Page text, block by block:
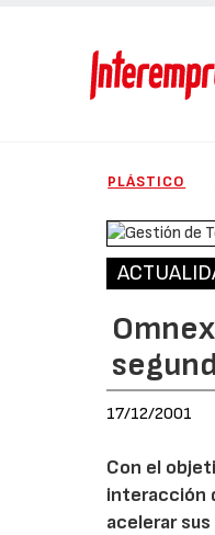
PLÁSTICO
17/12/2001
Con el
interacción
acelerar